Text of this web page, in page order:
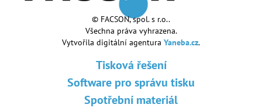
© FACSON, spol. s r.o..
Všechna práva vyhrazena.
Vytvořila digitální agentura Yaneba.cz.
Tisková řešení
Software pro správu tisku
Spotřební materiál